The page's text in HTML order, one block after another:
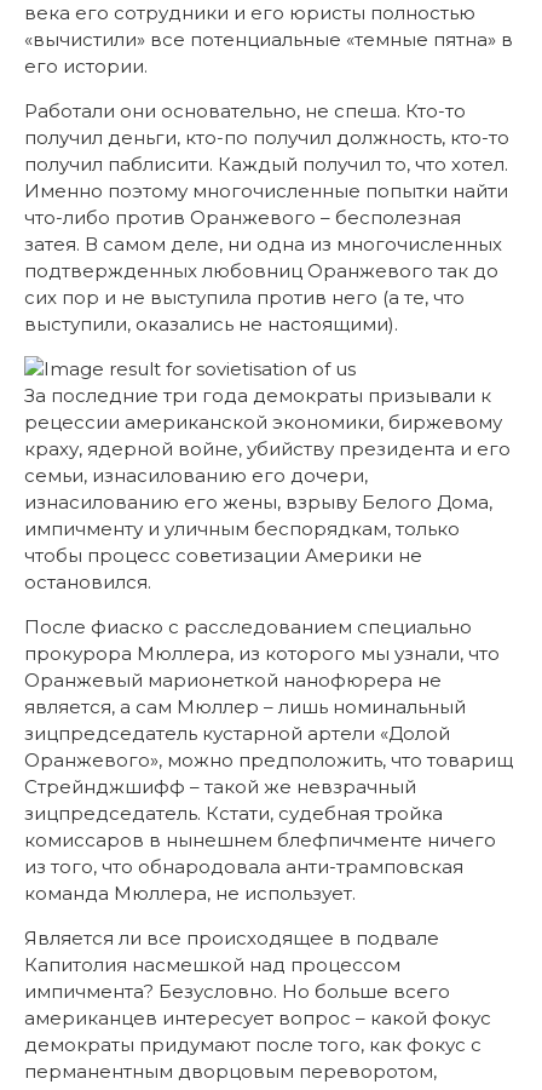
века его сотрудники и его юристы полностью
«вычистили» все потенциальные «темные пятна» в
его истории.
Работали они основательно, не спеша. Кто-то
получил деньги, кто-по получил должность, кто-то
получил паблисити. Каждый получил то, что хотел.
Именно поэтому многочисленные попытки найти
что-либо против Оранжевого – бесполезная
затея. В самом деле, ни одна из многочисленных
подтвержденных любовниц Оранжевого так до
сих пор и не выступила против него (а те, что
выступили, оказались не настоящими).
За последние три года демократы призывали к
рецессии американской экономики, биржевому
краху, ядерной войне, убийству президента и его
семьи, изнасилованию его дочери,
изнасилованию его жены, взрыву Белого Дома,
импичменту и уличным беспорядкам, только
чтобы процесс советизации Америки не
остановился.
После фиаско с расследованием специально
прокурора Мюллера, из которого мы узнали, что
Оранжевый марионеткой нанофюрера не
является, а сам Мюллер – лишь номинальный
зицпредседатель кустарной артели «Долой
Оранжевого», можно предположить, что товарищ
Стрейнджшифф – такой же невзрачный
зицпредседатель. Кстати, судебная тройка
комиссаров в нынешнем блефпичменте ничего
из того, что обнародовала анти-трамповская
команда Мюллера, не использует.
Является ли все происходящее в подвале
Капитолия насмешкой над процессом
импичмента? Безусловно. Но больше всего
американцев интересует вопрос – какой фокус
демократы придумают после того, как фокус с
перманентным дворцовым переворотом,